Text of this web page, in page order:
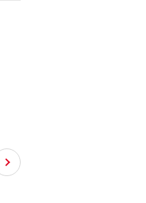
ジ 全方位カメラ ベージュ
革 前後席ヒーター 純正１９
ＡＷ 純正ナビ ＤＴＶ ＢＴ
支払総額